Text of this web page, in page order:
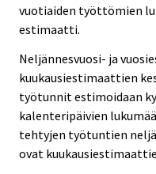
vuotiaiden työttömien
estimaatti.
Neljännesvuosi- ja
kuukausiestimaattien
työtunnit estimoidaan
kalenteripäivien
tehtyjen työtuntien
ovat